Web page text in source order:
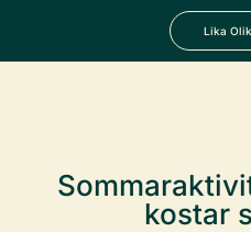
Lika
kostar